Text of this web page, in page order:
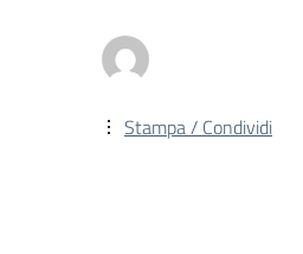
Stampa / Condividi